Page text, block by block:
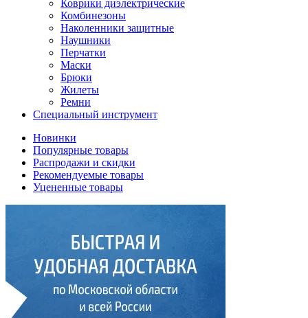
Коврики диэлектрические
Комбинезоны
Наколенники защитные
Наушники
Перчатки
Маски
Брюки
Жилеты
Ремни
Специальный инструмент
Новинки
Популярные товары
Распродажи и скидки
Рекомендуемые товары
Уцененные товары